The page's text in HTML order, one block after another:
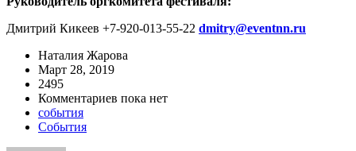
Дмитрий Кикеев +7-920-013-55-22 dmitry@eventnn.ru
Наталия Жарова
Март 28, 2019
2495
Комментариев пока нет
события
События